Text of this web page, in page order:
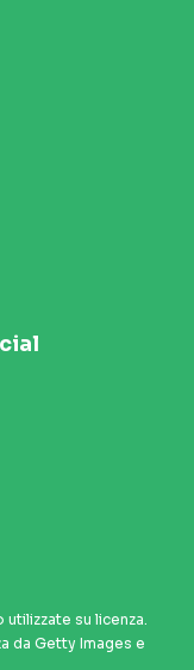
su licenza.
da Getty Images e